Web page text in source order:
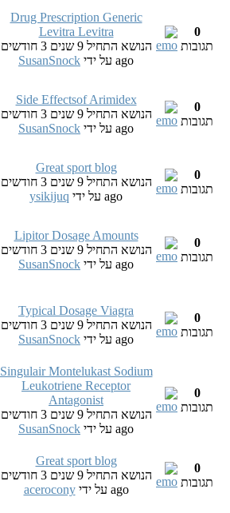
0
תגובות
Drug Prescription Generic
Levitra Levitra
הנושא התחיל 9 שנים 3 חודשים
ago על ידי SusanSnock
0
תגובות
Side Effectsof Arimidex
הנושא התחיל 9 שנים 3 חודשים
ago על ידי SusanSnock
0
תגובות
Great sport blog
הנושא התחיל 9 שנים 3 חודשים
ago על ידי ysikijuq
0
תגובות
Lipitor Dosage Amounts
הנושא התחיל 9 שנים 3 חודשים
ago על ידי SusanSnock
0
תגובות
Typical Dosage Viagra
הנושא התחיל 9 שנים 3 חודשים
ago על ידי SusanSnock
0
תגובות
Singulair Montelukast Sodium
Leukotriene Receptor
Antagonist
הנושא התחיל 9 שנים 3 חודשים
ago על ידי SusanSnock
0
תגובות
Great sport blog
הנושא התחיל 9 שנים 3 חודשים
ago על ידיacerocony